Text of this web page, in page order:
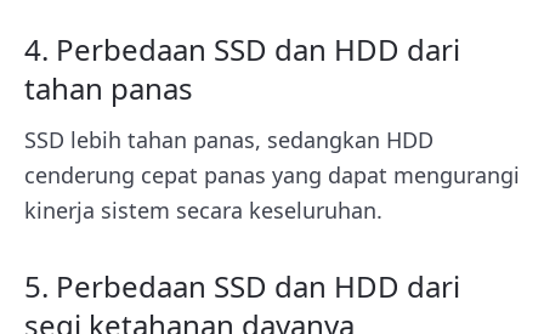
4. Perbedaan SSD dan HDD dari
tahan panas
SSD lebih tahan panas, sedangkan HDD
cenderung cepat panas yang dapat mengurangi
kinerja sistem secara keseluruhan.
5. Perbedaan SSD dan HDD dari
segi ketahanan dayanya